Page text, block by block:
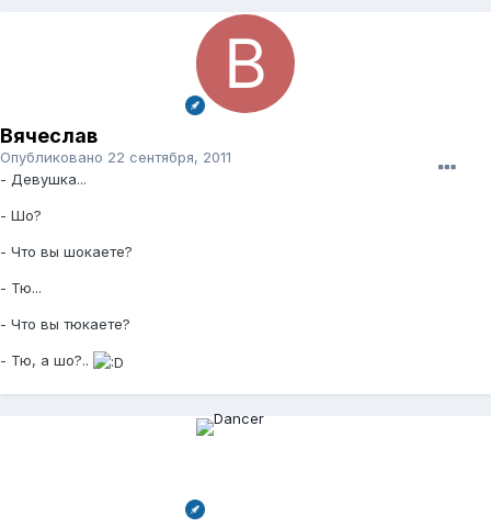
Вячеслав
Опубликовано 22 сентября, 2011
- Девушка...
- Шо?
- Что вы шокаете?
- Тю...
- Что вы тюкаете?
- Тю, а шо?..